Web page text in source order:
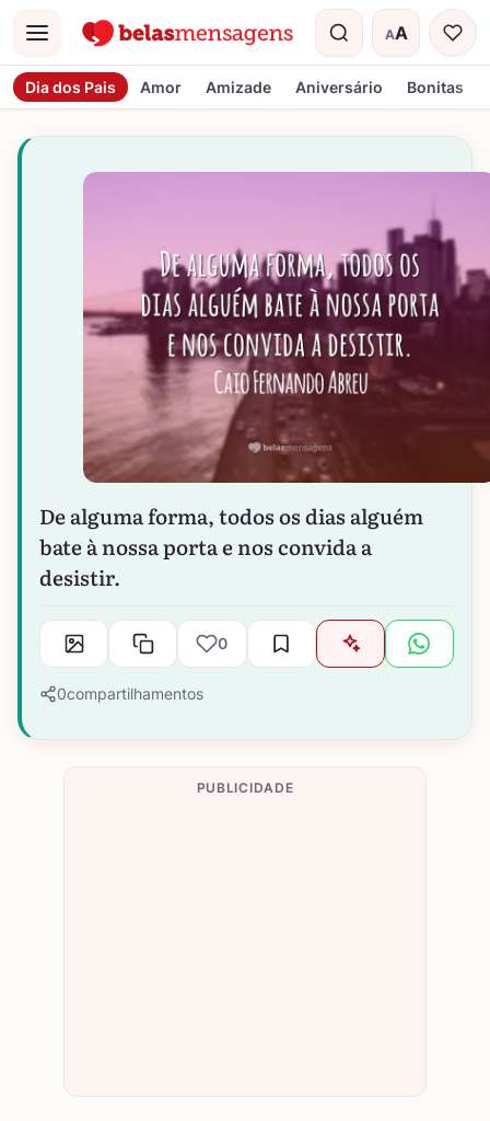
Menu AA
Tamanho do
Dia dos Pais Amor Amizade Aniversário Bonitas
De alguma forma, todos os dias alguém
bate à nossa porta e nos convida a
desistir.
0
0compartilhamentos
PUBLICIDADE